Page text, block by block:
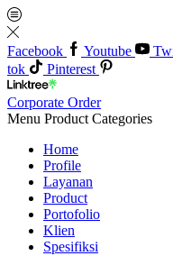
Facebook Youtube
tok
Pinterest
Corporate Order
Menu Product Categories
Home
Profile
Layanan
Product
Portofolio
Klien
Spesifiksi